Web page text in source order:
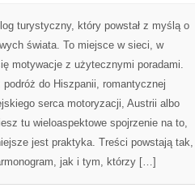
turystyczny, który powstał z myślą o
świata. To miejsce w sieci, w
motywacje z użytecznymi poradami.
do Hiszpanii, romantycznej
serca motoryzacji, Austrii albo
tu wieloaspektowe spojrzenie na to,
jest praktyka. Treści powstają tak,
jak i tym, którzy […]